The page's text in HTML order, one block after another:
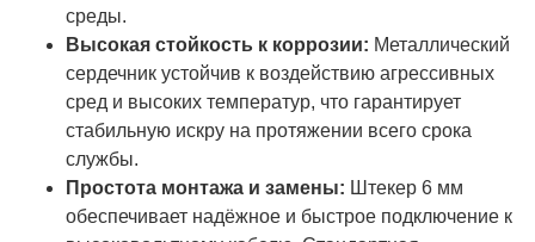
среды.
Высокая стойкость к коррозии: Металлический
сердечник устойчив к воздействию агрессивных
сред и высоких температур, что гарантирует
стабильную искру на протяжении всего срока
службы.
Простота монтажа и замены: Штекер 6 мм
обеспечивает надёжное и быстрое подключение к